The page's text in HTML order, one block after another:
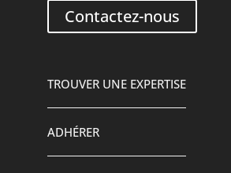
Contactez-nous
TROUVER UNE EXPERTISE
ADHÉRER